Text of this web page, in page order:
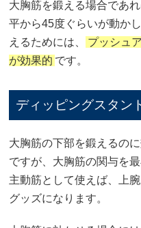
大胸筋を鍛える場合であ
平から45度ぐらいが動か
えるためには、
プッシュ
が効果的 です。
ディッピングスタン
大胸筋の下部を鍛えるの
ですが、大胸筋の関与を
主動筋として使えば、上
グッズになります。